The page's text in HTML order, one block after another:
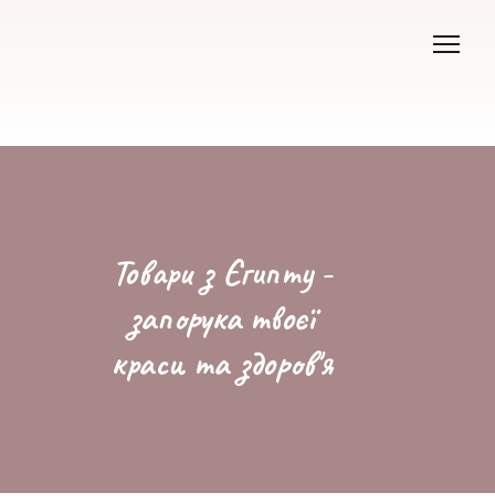
Товари з Єгипту -
запорука твоєї
краси та здоров'я